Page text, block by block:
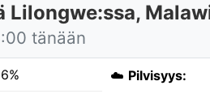
Lilongwe:ssa,
tänään
☁️ Pilvisyys: